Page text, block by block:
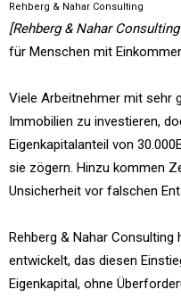
Rehberg & Nahar Consulting
[Rehberg & Nahar
für Menschen mit
Viele Arbeitnehmer mit sehr
Immobilien zu investieren,
Eigenkapitalanteil von
sie zögern. Hinzu kommen
Unsicherheit vor falschen
Rehberg & Nahar
entwickelt, das diesen
Eigenkapital, ohne